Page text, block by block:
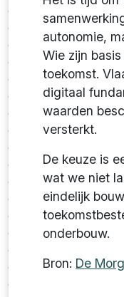
autonomie,
Wie zijn
toekomst.
digitaal
waarden
versterkt.
De keuze is
wat we niet
eindelijk
onderbouw.
Bron: De